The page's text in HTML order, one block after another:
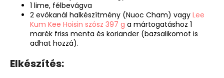
1 lime, félbevágva
2 evőkanál halkészítmény (Nuoc Cham) vagy Lee
Kum Kee Hoisin szósz 397 g a mártogatáshoz 1
marék friss menta és koriander (bazsalikomot is
adhat hozzá).
Elkészítés: